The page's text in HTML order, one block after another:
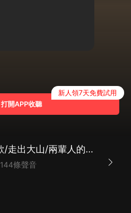
打開APP收聽
新人領7天免費試用
燕鳴風歌/走出大山/兩輩人的思想衝突與改變/蛻變新生/鄉土社會/多人劇
144條聲音